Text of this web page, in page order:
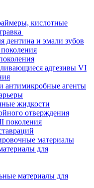
кислотные
дентина и эмали зубов
адгезивы VI
антимикробные агенты
жидкости
отверждения
поколения
материалы
для
материалы для